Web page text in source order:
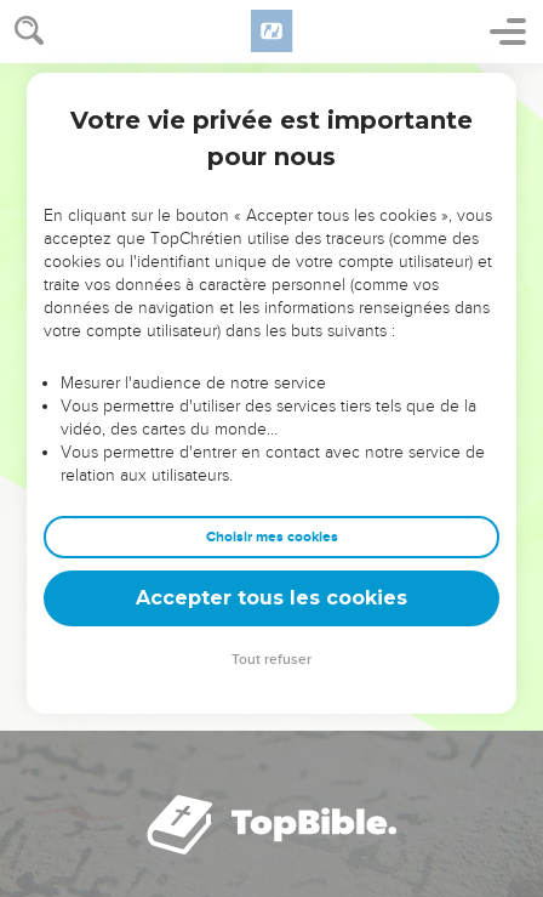
NE MANQUEZ PAS L’ÉVÉNEMENT
DE L’ANNÉE !
ET SI LEURS ERREURS POUVAIENT VOUS ÉVITER LES
VOTRES ?
leur foi ou leur vision. Mais on voit moins les doutes, les erreurs
et les saisons difficiles qu'ils ont traversés, alors même que ce
sont elles qui les ont façonnés.
Dans cette conférence, leaders, entrepreneurs, et responsables
clés pour avancer avec plus de sagesse afin que leurs erreurs
deviennent vos tremplins. Que vous guidiez un ministère, une
équipe, un groupe ou une famille, leur expérience est faite
Votre vie privée est importante
pour nous
En cliquant sur le bouton « Accepter tous les cookies », vous
acceptez que TopChrétien utilise des traceurs (comme des
cookies ou l'identifiant unique de votre compte utilisateur) et
traite vos données à caractère personnel (comme vos
données de navigation et les informations renseignées dans
votre compte utilisateur) dans les buts suivants :
Mesurer l'audience de notre service
Vous permettre d'utiliser des services tiers tels que de la
vidéo, des cartes du monde…
Vous permettre d'entrer en contact avec notre service de
relation aux utilisateurs.
Choisir mes cookies
Accepter tous les cookies
Tout refuser